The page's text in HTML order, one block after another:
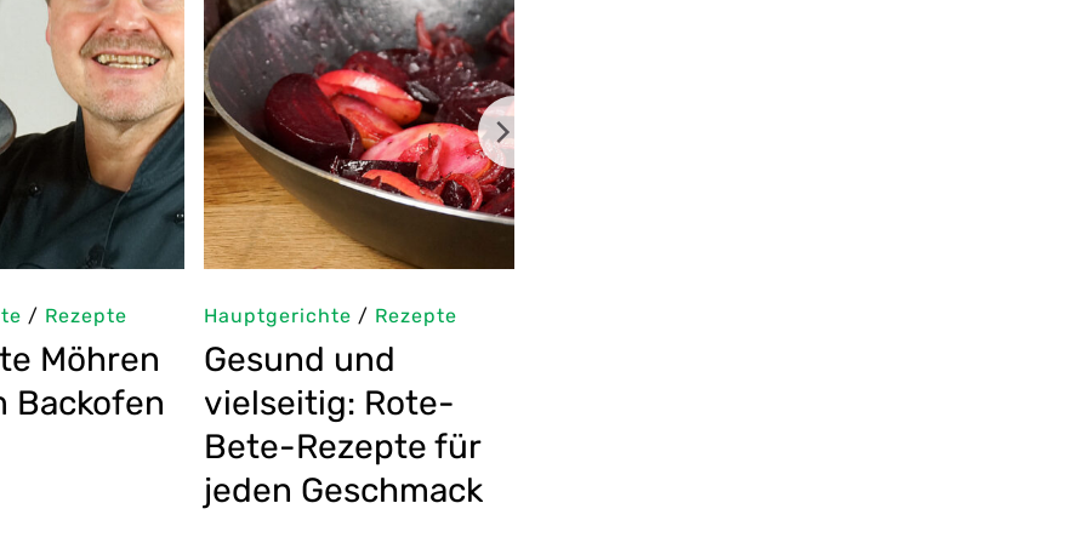
Rezepte
Ofengerösteter
Hauptgerichte
Koreanischer
Pfannkuchen
Rezept: Street
Food